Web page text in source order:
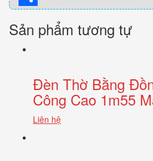
Sản phẩm tương tự
Đèn Thờ Bằng
Công Cao 1m55
Liên hệ